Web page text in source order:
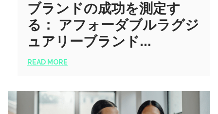
ブランドの成功を測定す
る： アフォーダブルラグジ
ュアリーブランド...
READ MORE